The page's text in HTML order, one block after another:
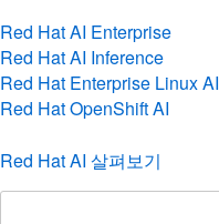
Red Hat AI Enterprise
Red Hat AI Inference
Red Hat Enterprise Linux AI
Red Hat OpenShift AI
Red Hat AI 살펴보기